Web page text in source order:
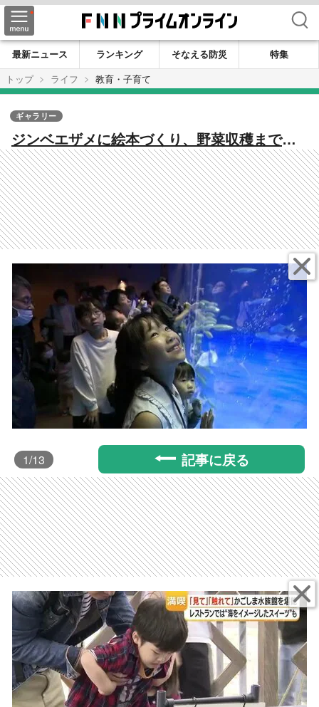
検索
最新ニュース ランキング そなえる防災
特集
トップ
ライフ 教育・子育て
ジンベエザメに絵本づくり、野菜収穫まで
子どもが夢中になったGW鹿児島の体験スポッ
ト3選
ギャラリー
1/13 記事に戻る